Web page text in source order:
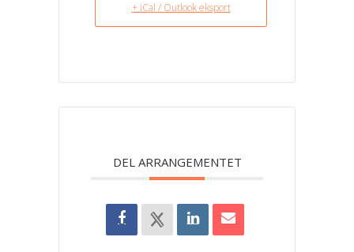
+ iCal / Outlook eksport
DEL ARRANGEMENTET